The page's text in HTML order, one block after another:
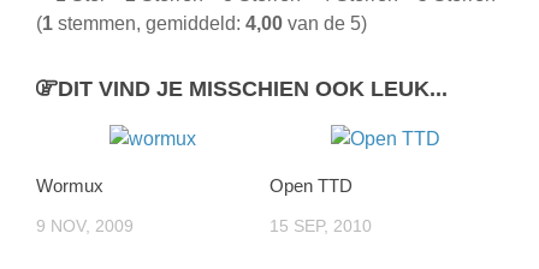
(1 stemmen, gemiddeld: 4,00 van de 5)
DIT VIND JE MISSCHIEN OOK LEUK...
Wormux
9 NOV, 2009
Open TTD
15 SEP, 2010